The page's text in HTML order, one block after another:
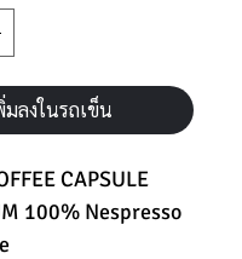
มลงในรถเข็น
CAPSULE
100% Nespresso